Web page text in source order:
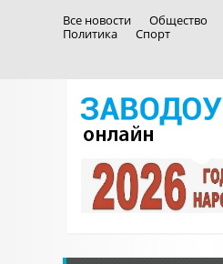
Все новости Общество
Политика
Спорт